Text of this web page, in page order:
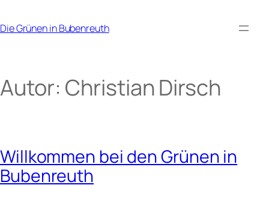
springen
Die Grünen in Bubenreuth
Autor: Christian Dirsch
Willkommen bei den Grünen in
Bubenreuth